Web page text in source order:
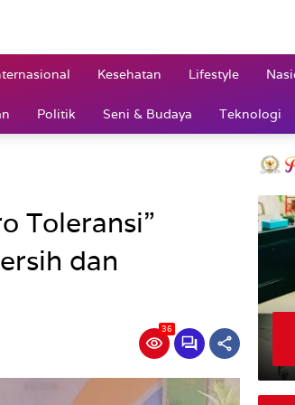
Kesehatan Lifestyle
Politik Seni & Budaya Teknologi
Toleransi”
dan
36